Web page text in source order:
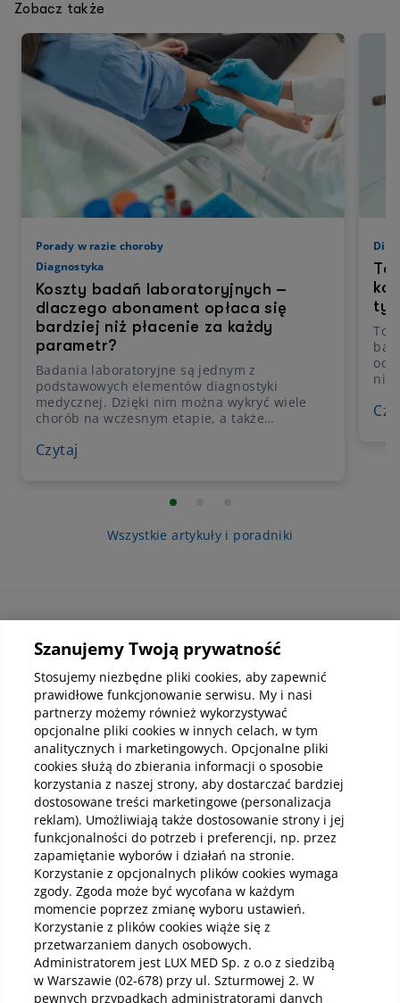
Zobacz także
Porady w razie choroby
Diagnostyka
Koszty badań laboratoryjnych –
dlaczego abonament opłaca się
bardziej niż płacenie za każdy
parametr?
Badania laboratoryjne są jednym z
podstawowych elementów diagnostyki
medycznej. Dzięki nim można wykryć wiele
chorób na wczesnym etapie, a także
praktyce jednak wiele osób wykonuje je
pojedynczego badania laboratoryjnego nie
diagnostyka może być kosztowna. To właśnie z
tego powodu wielu pacjentów decyduje się na
Czytaj
niż
Wszystkie artykuły i poradniki
Informacje korporacyjne
Kup abonamenty online
Kup online
Pobierz aplikację mobilną
Szanujemy Twoją prywatność
Stosujemy niezbędne pliki cookies, aby zapewnić
prawidłowe funkcjonowanie serwisu. My i nasi
partnerzy możemy również wykorzystywać
opcjonalne pliki cookies w innych celach, w tym
analitycznych i marketingowych. Opcjonalne pliki
cookies służą do zbierania informacji o sposobie
korzystania z naszej strony, aby dostarczać bardziej
dostosowane treści marketingowe (personalizacja
reklam). Umożliwiają także dostosowanie strony i jej
funkcjonalności do potrzeb i preferencji, np. przez
zapamiętanie wyborów i działań na stronie.
Korzystanie z opcjonalnych plików cookies wymaga
zgody. Zgoda może być wycofana w każdym
momencie poprzez zmianę wyboru ustawień.
Korzystanie z plików cookies wiąże się z
przetwarzaniem danych osobowych.
Administratorem jest LUX MED Sp. z o.o z siedzibą
w Warszawie (02-678) przy ul. Szturmowej 2. W
pewnych przypadkach administratorami danych